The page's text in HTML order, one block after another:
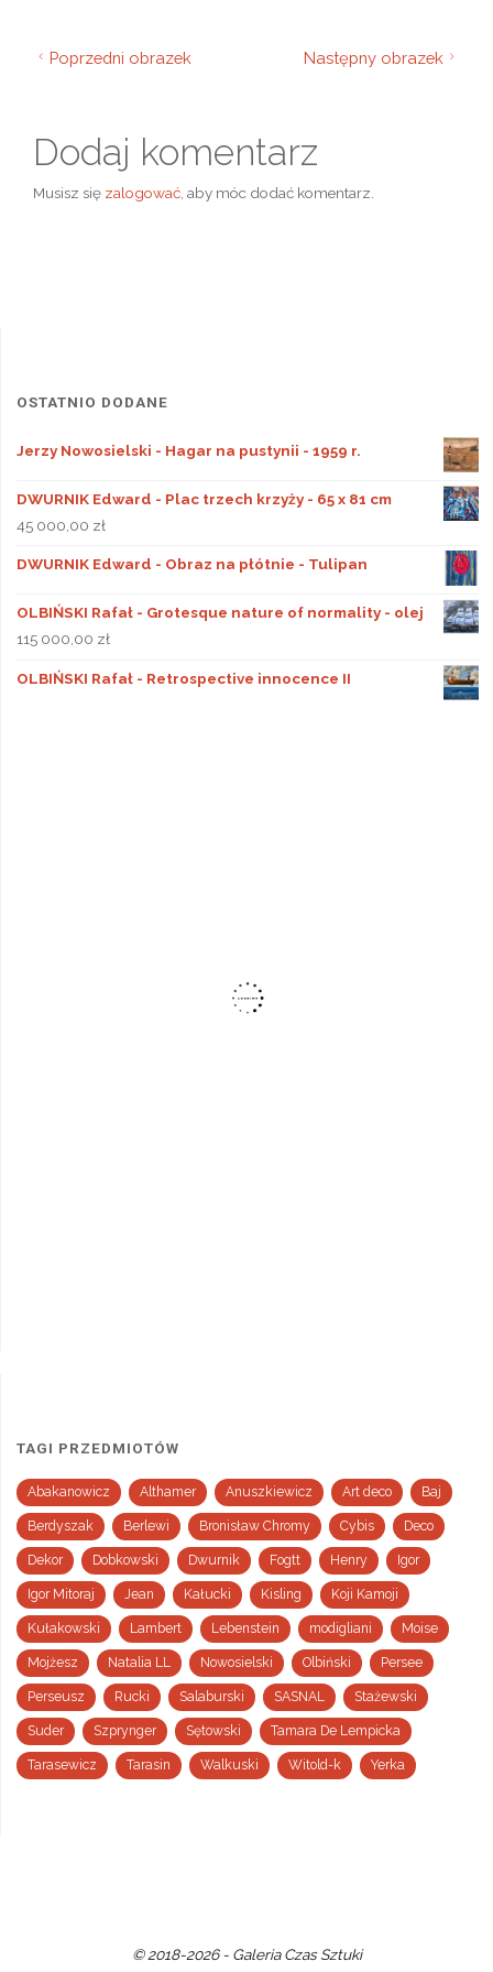
Poprzedni obrazek Następny obrazek
Dodaj komentarz
Musisz się zalogować , aby móc dodać komentarz.
OSTATNIO DODANE
Jerzy Nowosielski - Hagar na pustynii - 1959 r.
DWURNIK Edward - Plac trzech krzyży - 65 x 81 cm
45 000,00 zł
DWURNIK Edward - Obraz na płótnie - Tulipan
OLBIŃSKI Rafał - Grotesque nature of normality - olej
115 000,00 zł
OLBIŃSKI Rafał - Retrospective innocence II
TAGI PRZEDMIOTÓW
Abakanowicz Althamer Anuszkiewicz Art deco Baj
Berdyszak Berlewi Bronisław Chromy Cybis Deco
Dekor Dobkowski Dwurnik Fogtt Henry Igor
Igor Mitoraj Jean Kałucki Kisling Koji Kamoji
Kułakowski Lambert Lebenstein modigliani Moise
Mojżesz Natalia LL Nowosielski Olbiński Persee
Perseusz Rucki Salaburski SASNAL Stażewski
Suder Szprynger Sętowski Tamara De Lempicka
Tarasewicz Tarasin Walkuski Witold-k Yerka
© 2018-2026 - Galeria Czas Sztuki